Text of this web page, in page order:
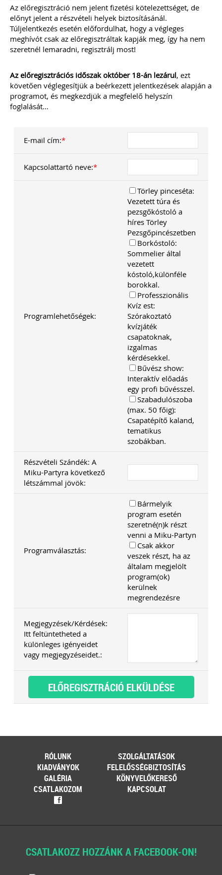
2026-08-04
Külföldi gazdálkodó
magyarországi
vásárokon történő
részvételének
adózási kérdései
gazdálkodó szeretné áruját belföldön
értékesíteni. Megvizsgáljuk, hogy
ehhez az érintett személynek milyen
feltételeknek kell eleget tennie, illetve
Továbbolvasom »
Még több szakmai cikk »
Az előregisztráció nem jelent fizetési kötelezettséget, de
előnyt jelent a részvételi helyek biztosításánál.
Túljelentkezés esetén előfordulhat, hogy a végleges
meghívót csak az előregisztráltak kapják meg, így ha nem
szeretnél lemaradni, regisztrálj most!
Az előregisztrációs időszak október 18-án lezárul, ezt
követően véglegesítjük a beérkezett jelentkezések alapján a
programot, és megkezdjük a megfelelő helyszín
foglalását…
E-mail cím:*
Kapcsolattartó neve:*
Programlehetőségek:
Törley pinceséta:
Vezetett túra és
pezsgőkóstoló a
híres Törley
Pezsgőpincészetben
Borkóstoló:
Sommelier által
vezetett
kóstoló,különféle
borokkal.
Professzionális
Kvíz est:
Szórakoztató
kvízjáték
csapatoknak,
izgalmas
kérdésekkel.
Bűvész show:
Interaktív előadás
egy profi bűvésszel.
Szabadulószoba
(max. 50 főig):
Csapatépítő kaland,
tematikus
szobákban.
Részvételi Szándék: A
Miku-Partyra következő
létszámmal jövök:
Programválasztás:
Bármelyik
program esetén
szeretné(n)k részt
venni a Miku-Partyn
Csak akkor
veszek részt, ha az
általam megjelölt
program(ok)
kerülnek
megrendezésre
Megjegyzések/Kérdések:
Itt feltüntetheted a
különleges igényeidet
vagy megjegyzéseidet.:
RÓLUNK
SZOLGÁLTATÁSOK
KIADVÁNYOK
FELELŐSSÉGBIZTOSÍTÁS
GALÉRIA
KÖNYVELŐKERESŐ
CSATLAKOZOM
KAPCSOLAT
f
CSATLAKOZZ HOZZÁNK A FACEBOOK-ON!